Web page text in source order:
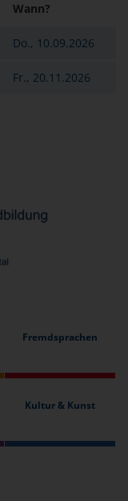
Wann?
Do., 10.09.2026
Fr., 20.11.2026
Fremdsprachen
Kultur & Kunst